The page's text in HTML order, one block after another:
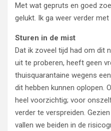
Met wat gepruts en goed
gelukt. Ik ga weer verder
Sturen in de mist
Dat ik zoveel tijd had om dit
uit te proberen, heeft geen
thuisquarantaine wegens
dit hebben kunnen oplopen.
heel voorzichtig; voor
verder te verspreiden.
vallen we beiden in de